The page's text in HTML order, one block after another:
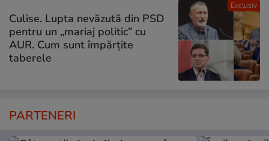
Exclusiv
Culise. Lupta nevăzută din PSD
pentru un „mariaj politic” cu
AUR. Cum sunt împărțite
taberele
PARTENERI